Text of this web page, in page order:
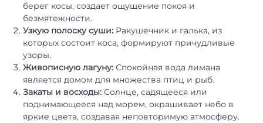
берег косы, создает ощущение покоя и
безмятежности.
Узкую полоску суши: Ракушечник и галька, из
которых состоит коса, формируют причудливые
узоры.
Живописную лагуну: Спокойная вода лимана
является домом для множества птиц и рыб.
Закаты и восходы: Солнце, садящееся или
поднимающееся над морем, окрашивает небо в
яркие цвета, создавая неповторимую атмосферу.